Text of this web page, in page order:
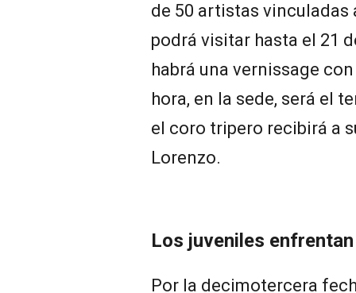
de 50 artistas vinculadas
podrá visitar hasta el 21
habrá una vernissage
hora, en la sede, será el
el coro tripero recibirá a
Lorenzo.
Los juveniles
Por la decimotercera